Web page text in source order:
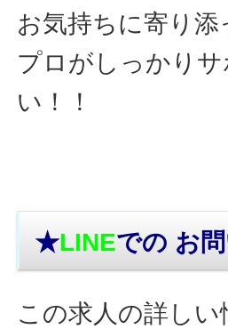
お気持ちに寄り
プロがしっかり
い！！
★LINEでの お
この求人の詳し